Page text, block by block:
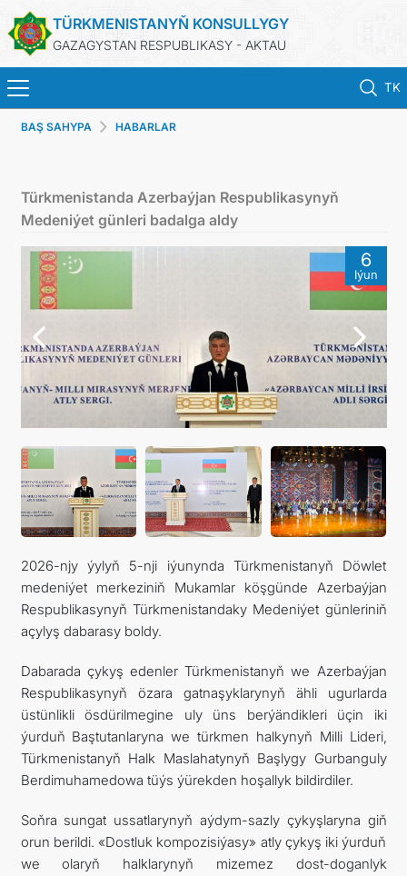
TÜRKMENISTANYŇ KONSULLYGY
GAZAGYSTAN RESPUBLIKASY - AKTAU
TK
BAŞ SAHYPA
TÜRKMENISTAN
DIM
KABUL EDILIŞIK
ARAGATNAŞYK
RESMINAMALAR
DYNÇ ALYŞ, BAÝRAMÇYLYK WE HATYRA GÜNLERI
BAŞ SAHYPA HABARLAR
Türkmenistanda Azerbaýjan Respublikasynyň
Medeniýet günleri badalga aldy
6
Iýun
2026-njy ýylyň 5-nji iýunynda Türkmenistanyň Döwlet
medeniýet merkeziniň Mukamlar köşgünde Azerbaýjan
Respublikasynyň Türkmenistandaky Medeniýet günleriniň
açylyş dabarasy boldy.
Dabarada çykyş edenler Türkmenistanyň we Azerbaýjan
Respublikasynyň özara gatnaşyklarynyň ähli ugurlarda
üstünlikli ösdürilmegine uly üns berýändikleri üçin iki
ýurduň Baştutanlaryna we türkmen halkynyň Milli Lideri,
Türkmenistanyň Halk Maslahatynyň Başlygy Gurbanguly
Berdimuhamedowa tüýs ýürekden hoşallyk bildirdiler.
Soňra sungat ussatlarynyň aýdym-sazly çykyşlaryna giň
orun berildi. «Dostluk kompozisiýasy» atly çykyş iki ýurduň
we olaryň halklarynyň mizemez dost-doganlyk